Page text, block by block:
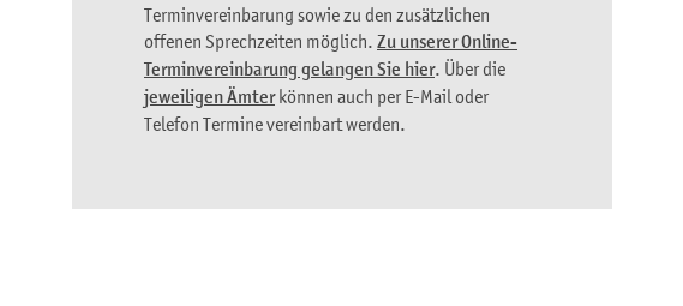
Terminvereinbarung sowie zu den zusätzlichen
offenen Sprechzeiten möglich. Zu unserer Online-
Terminvereinbarung gelangen Sie hier. Über die
jeweiligen Ämterkönnen auch per E-Mail oder
Telefon Termine vereinbart werden.